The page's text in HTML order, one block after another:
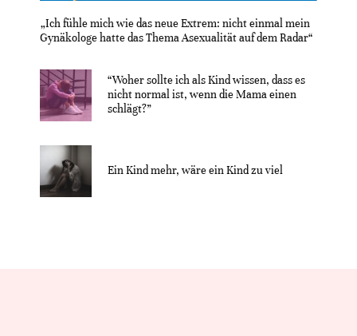
„Ich fühle mich wie das neue Extrem: nicht einmal mein
Gynäkologe hatte das Thema Asexualität auf dem Radar“
“Woher sollte ich als Kind wissen, dass es
nicht normal ist, wenn die Mama einen
schlägt?”
Ein Kind mehr, wäre ein Kind zu viel